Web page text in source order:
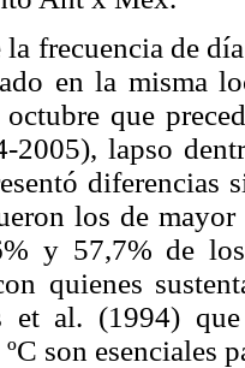
frecuencia de
en la misma
octubre que
2005), lapso
diferencias
los de
y 57,7% de los
quienes
et al. (1994)
son esenciales